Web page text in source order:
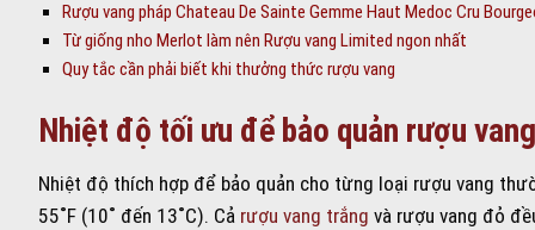
Rượu vang pháp Chateau De Sainte Gemme Haut Medoc Cru
Từ giống nho Merlot làm nên Rượu vang Limited ngon nhất
Quy tắc cần phải biết khi thưởng thức rượu vang
Nhiệt độ tối ưu để bảo quản rượu vang
Nhiệt độ thích hợp để bảo quản cho từng loại rượu vang
55˚F (10˚ đến 13˚C). Cả rượu vang trắng và rượu vang đỏ